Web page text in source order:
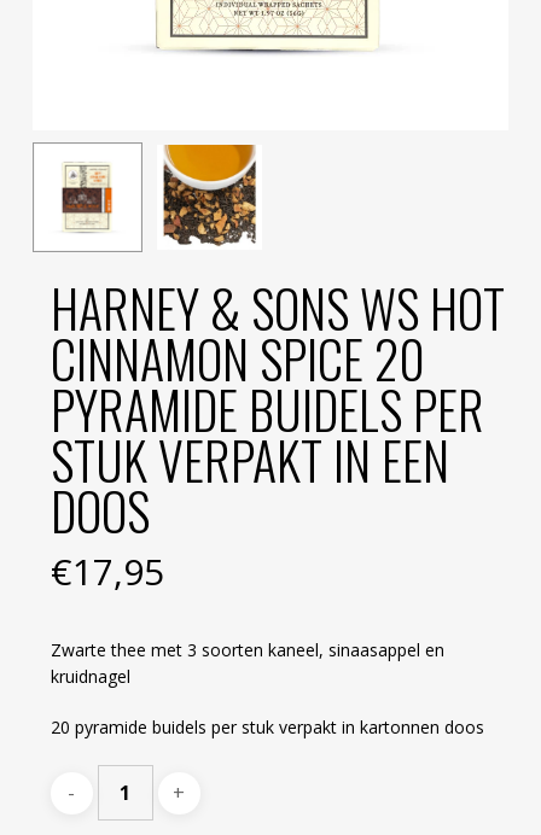
HARNEY & SONS WS HOT
CINNAMON SPICE 20
PYRAMIDE BUIDELS PER
STUK VERPAKT IN EEN
DOOS
€17,95
Zwarte thee met 3 soorten kaneel, sinaasappel en
kruidnagel
20 pyramide buidels per stuk verpakt in kartonnen doos